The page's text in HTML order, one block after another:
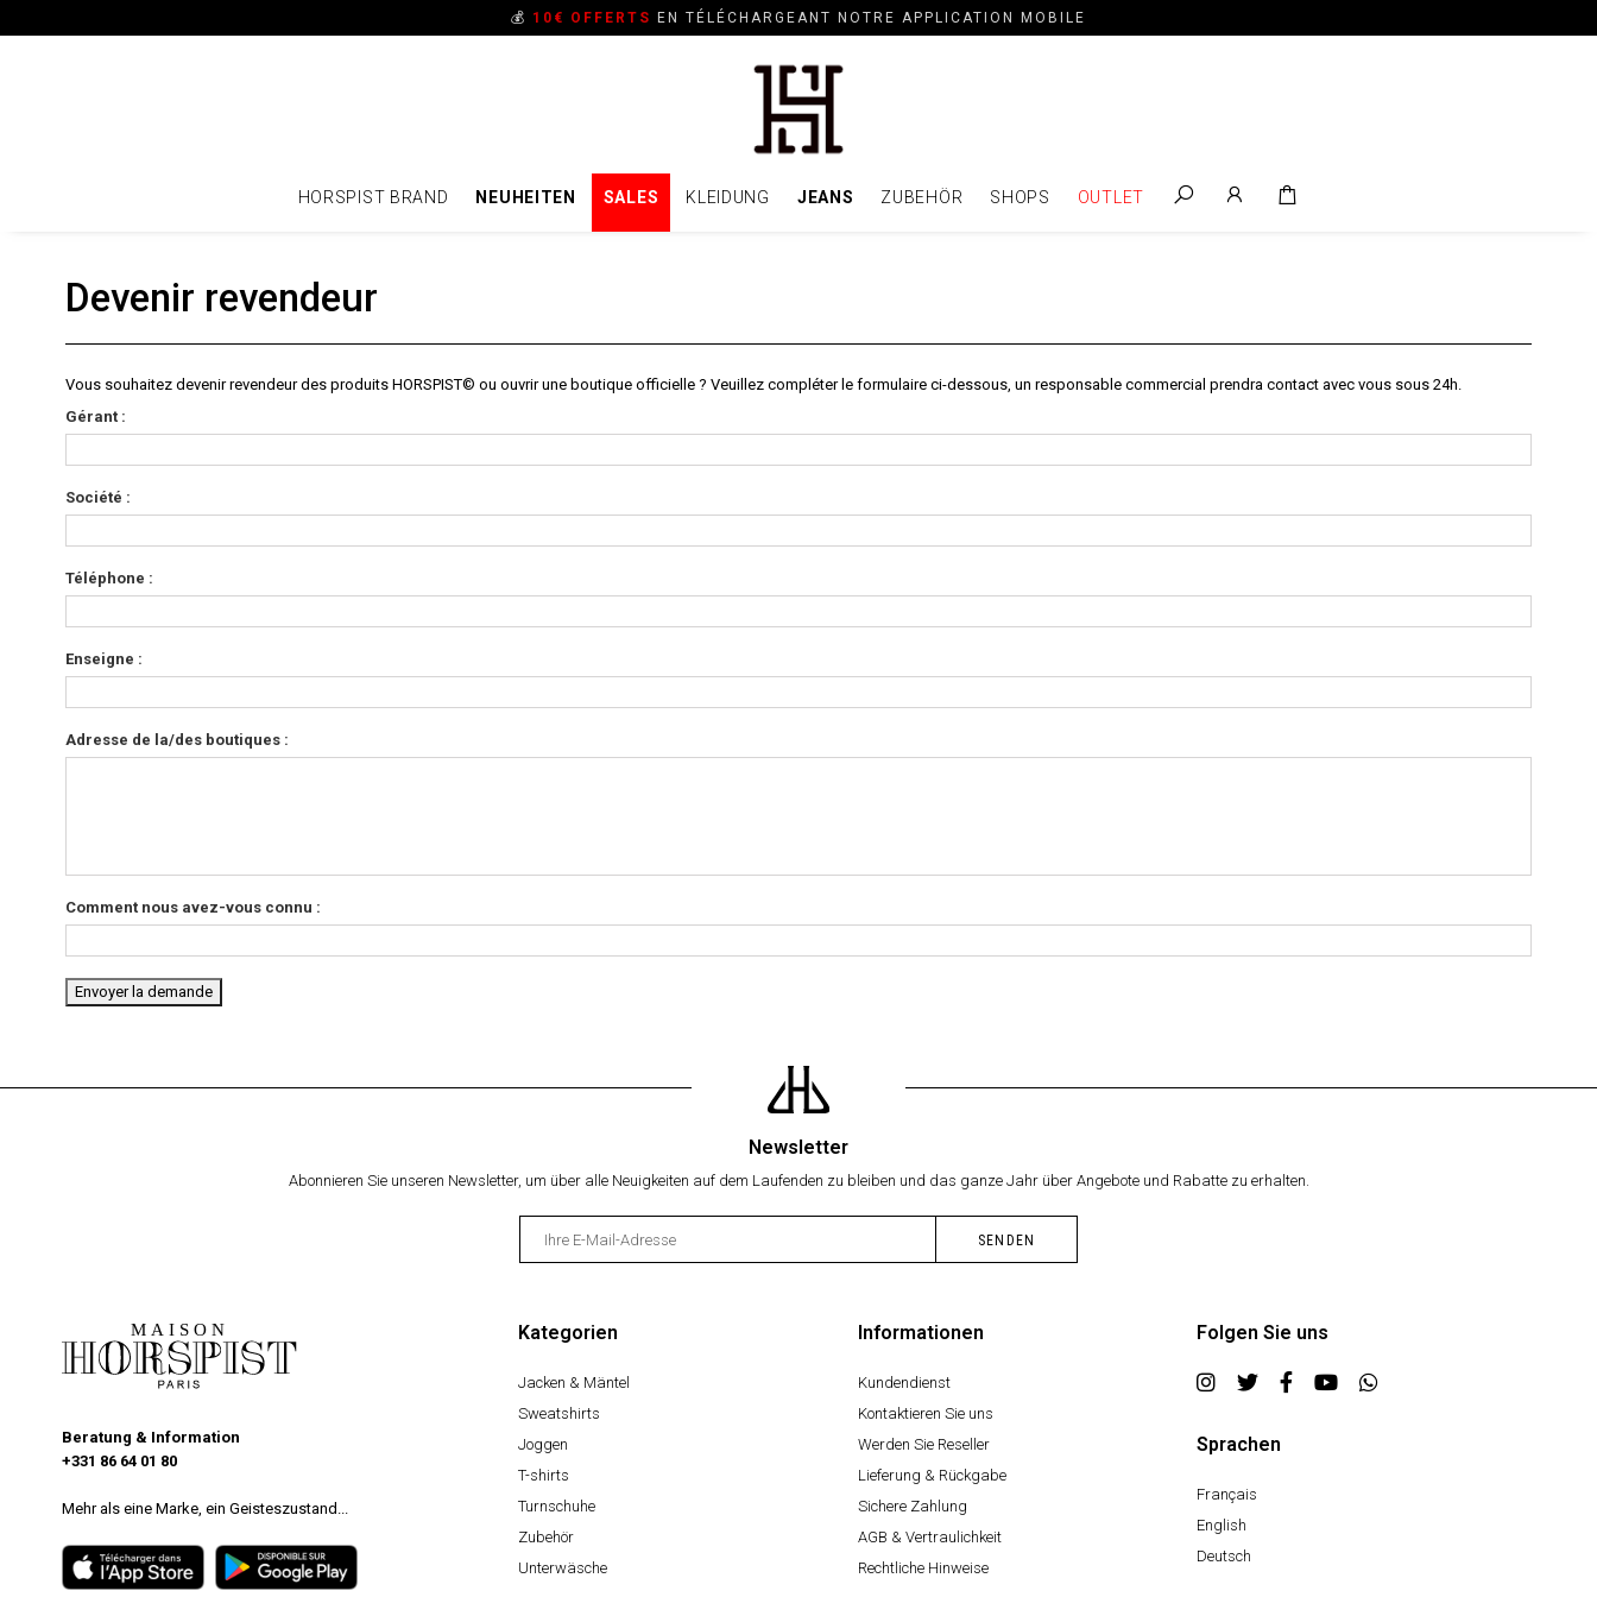
💰 10€ OFFERTS EN TÉLÉCHARGEANT NOTRE APPLICATION MOBILE
HORSPIST BRAND NEUHEITEN SALES KLEIDUNG JEANS ZUBEHÖR SHOPS OUTLET
Devenir revendeur
Vous souhaitez devenir revendeur des produits HORSPIST© ou ouvrir une boutique officielle ? Veuillez compléter le formulaire ci-dessous, un responsable commercial prendra contact avec vous sous 24h.
Gérant :
Société :
Téléphone :
Enseigne :
Adresse de la/des boutiques :
Comment nous avez-vous connu :
Newsletter
Abonnieren Sie unseren Newsletter, um über alle Neuigkeiten auf dem Laufenden zu bleiben und das ganze Jahr über Angebote und Rabatte zu erhalten.
Beratung & Information
+331 86 64 01 80
Mehr als eine Marke, ein Geisteszustand...
Kategorien
Jacken & Mäntel
Sweatshirts
Joggen
T-shirts
Turnschuhe
Zubehör
Unterwäsche
Informationen
Kundendienst
Kontaktieren Sie uns
Werden Sie Reseller
Lieferung & Rückgabe
Sichere Zahlung
AGB & Vertraulichkeit
Rechtliche Hinweise
Folgen Sie uns
Sprachen
Français
English
Deutsch